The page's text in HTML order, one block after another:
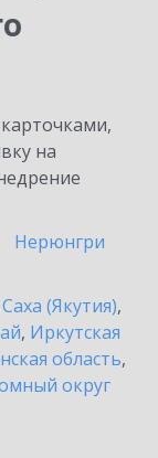
на
Нерюнгри
(Якутия),
, Иркутская
область,
округ